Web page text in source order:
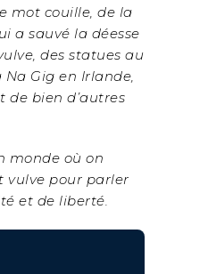
mot couille, de la
a sauvé la déesse
des statues au
Na Gig en Irlande,
de bien d’autres
monde où on
vulve pour parler
et de liberté.